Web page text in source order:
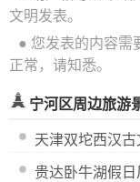
文明发表。
● 您发表的内容需
正常，请知悉。
宁河区周边旅游
天津双坨西汉
贵达卧牛湖假日